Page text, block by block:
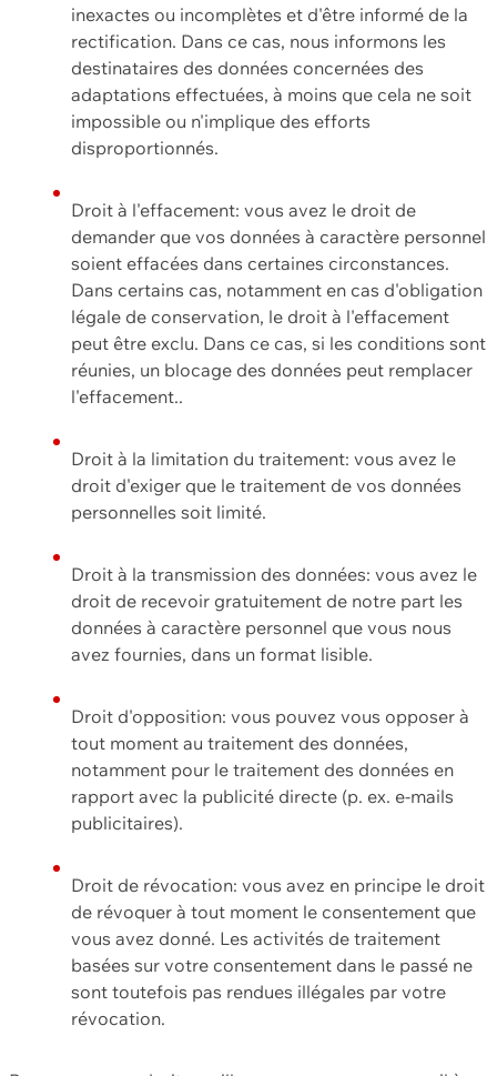
inexactes ou incomplètes et d'être informé de la
rectification. Dans ce cas, nous informons les
destinataires des données concernées des
adaptations effectuées, à moins que cela ne soit
impossible ou n'implique des efforts
disproportionnés.
Droit à l'effacement: vous avez le droit de
demander que vos données à caractère personnel
soient effacées dans certaines circonstances.
Dans certains cas, notamment en cas d'obligation
légale de conservation, le droit à l'effacement
peut être exclu. Dans ce cas, si les conditions sont
réunies, un blocage des données peut remplacer
l'effacement..
Droit à la limitation du traitement: vous avez le
droit d'exiger que le traitement de vos données
personnelles soit limité.
Droit à la transmission des données: vous avez le
droit de recevoir gratuitement de notre part les
données à caractère personnel que vous nous
avez fournies, dans un format lisible.
Droit d'opposition: vous pouvez vous opposer à
tout moment au traitement des données,
notamment pour le traitement des données en
rapport avec la publicité directe (p. ex. e-mails
publicitaires).
Droit de révocation: vous avez en principe le droit
de révoquer à tout moment le consentement que
vous avez donné. Les activités de traitement
basées sur votre consentement dans le passé ne
sont toutefois pas rendues illégales par votre
révocation.